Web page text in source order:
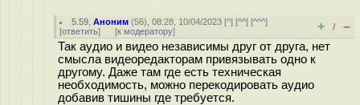
5.59 ,Аноним (56), 08:28, 10/04/2023 [^] [^^] [^^^]
[ответить] [к модератору] + / –
Так аудио и видео независимы друг от друга, нет
смысла видеоредакторам привязывать одно к
другому. Даже там где есть техническая
необходимость, можно перекодировать аудио
добавив тишины где требуется.